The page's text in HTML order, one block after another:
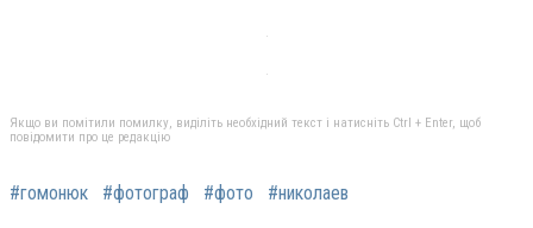
Якщо ви помітили помилку, виділіть необхідний текст і натисніть Ctrl + Enter, щоб
повідомити про це редакцію
#гомонюк #фотограф #фото #николаев